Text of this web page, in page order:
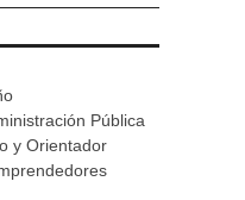
Pública
y Orientador